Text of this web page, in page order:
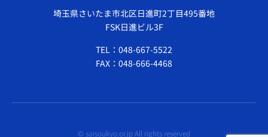
埼玉県さいたま市北区日進町2丁目495番地
FSK日進ビル3F
TEL：048-667-5522
FAX：048-666-4468
© saisoukyo.or.jp All rights reserved